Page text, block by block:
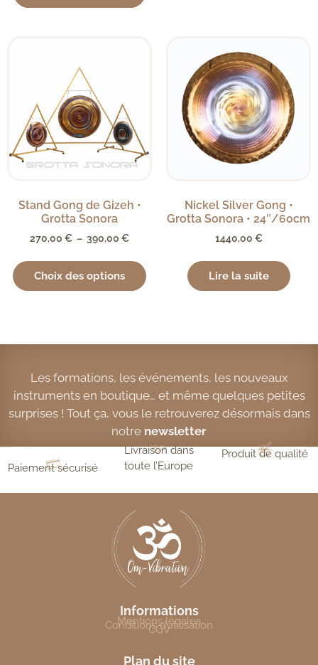
Stand Gong de Gizeh •
Grotta Sonora
270,00 € – 390,00 €
Choix des options
Nickel Silver Gong •
Grotta Sonora • 24″/60cm
1440,00 €
Lire la suite
Les formations, les événements, les nouveaux
instruments en boutique… et même quelques petites
surprises ! Tout ça, vous le retrouverez désormais dans
notre newsletter
Paiement sécurisé
Livraison dans
toute l’Europe
Produit de qualité
Informations
Mentions légales
Conditions d’utilisation
CGV
Plan du site